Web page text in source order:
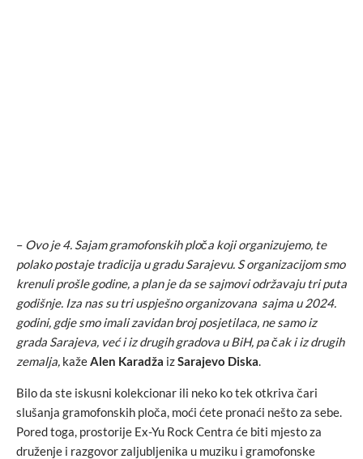
– Ovo je 4. Sajam gramofonskih ploča koji organizujemo, te
polako postaje tradicija u gradu Sarajevu. S organizacijom smo
krenuli prošle godine, a plan je da se sajmovi održavaju tri puta
godišnje. Iza nas su tri uspješno organizovana sajma u 2024.
godini, gdje smo imali zavidan broj posjetilaca, ne samo iz
grada Sarajeva, već i iz drugih gradova u BiH, pa čak i iz drugih
zemalja, kažeAlen Karadža izSarajevo Diska.
Bilo da ste iskusni kolekcionar ili neko ko tek otkriva čari
slušanja gramofonskih ploča, moći ćete pronaći nešto za sebe.
Pored toga, prostorije Ex-Yu Rock Centra će biti mjesto za
druženje i razgovor zaljubljenika u muziku i gramofonske